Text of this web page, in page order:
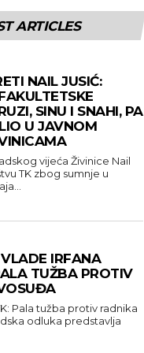
ARTICLES
NAIL JUSIĆ:
SINU I SNAHI, PA
U JAVNOM
vijeća Živinice Nail
TK zbog sumnje u
IRFANA
TUŽBA PROTIV
Pala tužba protiv radnika